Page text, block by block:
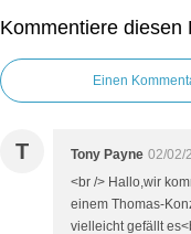
Kommentiere diesen
Einen
T Tony Payne 02/02/
<br /> Hallo,wir
einem Thomas-
vielleicht gefällt